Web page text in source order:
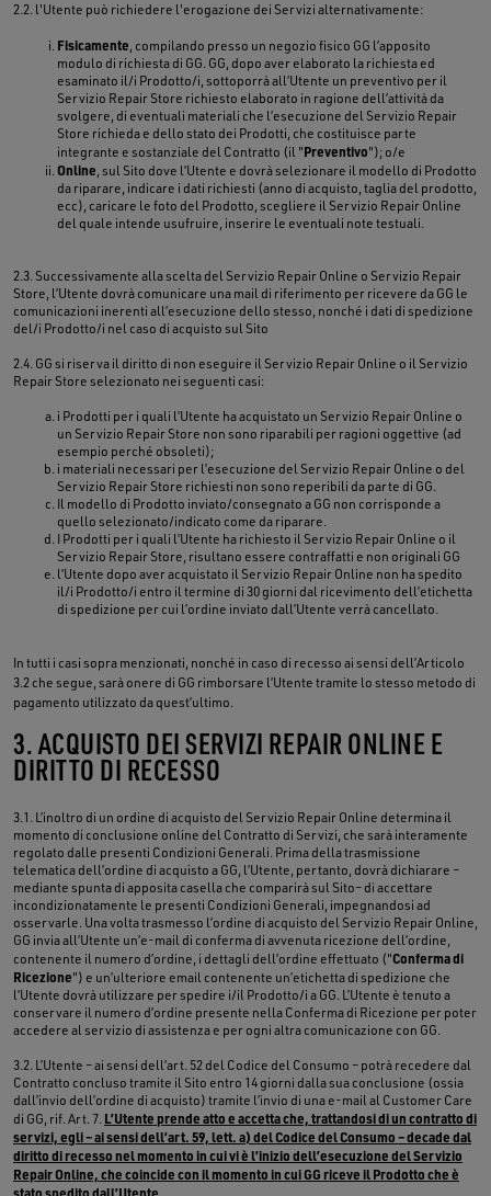
2.2. l'Utente può richiedere l'erogazione dei Servizi alternativamente:
Fisicamente, compilando presso un negozio fisico GG l’apposito
modulo di richiesta di GG. GG, dopo aver elaborato la richiesta ed
esaminato il/i Prodotto/i, sottoporrà all’Utente un preventivo per il
Servizio Repair Store richiesto elaborato in ragione dell’attività da
svolgere, di eventuali materiali che l’esecuzione del Servizio Repair
Store richieda e dello stato dei Prodotti, che costituisce parte
integrante e sostanziale del Contratto (il "Preventivo"); o/e
Online, sul Sito dove l’Utente e dovrà selezionare il modello di Prodotto
da riparare, indicare i dati richiesti (anno di acquisto, taglia del prodotto,
ecc), caricare le foto del Prodotto, scegliere il Servizio Repair Online
del quale intende usufruire, inserire le eventuali note testuali.
2.3. Successivamente alla scelta del Servizio Repair Online o Servizio Repair
Store, l’Utente dovrà comunicare una mail di riferimento per ricevere da GG le
comunicazioni inerenti all’esecuzione dello stesso, nonché i dati di spedizione
del/i Prodotto/i nel caso di acquisto sul Sito
2.4. GG si riserva il diritto di non eseguire il Servizio Repair Online o il Servizio
Repair Store selezionato nei seguenti casi:
i Prodotti per i quali l’Utente ha acquistato un Servizio Repair Online o
un Servizio Repair Store non sono riparabili per ragioni oggettive (ad
esempio perché obsoleti);
i materiali necessari per l’esecuzione del Servizio Repair Online o del
Servizio Repair Store richiesti non sono reperibili da parte di GG.
Il modello di Prodotto inviato/consegnato a GG non corrisponde a
quello selezionato/indicato come da riparare.
I Prodotti per i quali l’Utente ha richiesto il Servizio Repair Online o il
Servizio Repair Store, risultano essere contraffatti e non originali GG
l’Utente dopo aver acquistato il Servizio Repair Online non ha spedito
il/i Prodotto/i entro il termine di 30 giorni dal ricevimento dell’etichetta
di spedizione per cui l’ordine inviato dall’Utente verrà cancellato.
In tutti i casi sopra menzionati, nonché in caso di recesso ai sensi dell’Articolo
3.2 che segue, sarà onere di GG rimborsare l’Utente tramite lo stesso metodo di
pagamento utilizzato da quest’ultimo.
3. ACQUISTO DEI SERVIZI REPAIR ONLINE E
DIRITTO DI RECESSO
3.1. L’inoltro di un ordine di acquisto del Servizio Repair Online determina il
momento di conclusione online del Contratto di Servizi, che sarà interamente
regolato dalle presenti Condizioni Generali. Prima della trasmissione
telematica dell’ordine di acquisto a GG, l’Utente, pertanto, dovrà dichiarare –
mediante spunta di apposita casella che comparirà sul Sito– di accettare
incondizionatamente le presenti Condizioni Generali, impegnandosi ad
osservarle. Una volta trasmesso l’ordine di acquisto del Servizio Repair Online,
GG invia all’Utente un’e-mail di conferma di avvenuta ricezione dell’ordine,
contenente il numero d’ordine, i dettagli dell’ordine effettuato ("Conferma di
Ricezione") e un’ulteriore email contenente un’etichetta di spedizione che
l’Utente dovrà utilizzare per spedire i/il Prodotto/i a GG. L’Utente è tenuto a
conservare il numero d’ordine presente nella Conferma di Ricezione per poter
accedere al servizio di assistenza e per ogni altra comunicazione con GG.
3.2. L’Utente – ai sensi dell’art. 52 del Codice del Consumo – potrà recedere dal
Contratto concluso tramite il Sito entro 14 giorni dalla sua conclusione (ossia
dall’invio dell’ordine di acquisto) tramite l’invio di una e-mail al Customer Care
di GG, rif. Art. 7. L’Utente prende atto e accetta che, trattandosi di un contratto di
servizi, egli – ai sensi dell’art. 59, lett. a) del Codice del Consumo – decade dal
diritto di recesso nel momento in cui vi è l’inizio dell’esecuzione del Servizio
Repair Online, che coincide con il momento in cui GG riceve il Prodotto che è